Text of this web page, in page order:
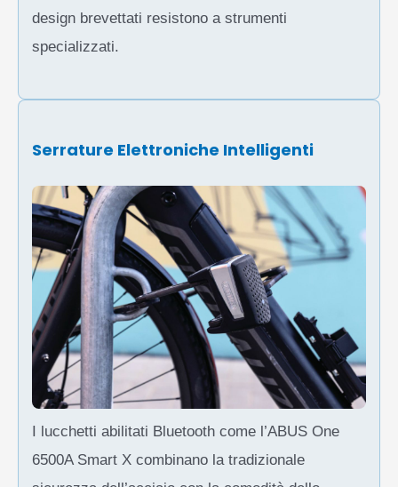
design brevettati resistono a strumenti
specializzati.
Serrature Elettroniche Intelligenti
I lucchetti abilitati Bluetooth come l’ABUS One
6500A Smart X combinano la tradizionale